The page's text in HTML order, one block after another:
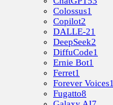
Colossus1
Copilot2
DALLE-21
DeepSeek2
DiffuCode1
Ernie Bot1
Ferret1
Forever Voices1
Fugatto8